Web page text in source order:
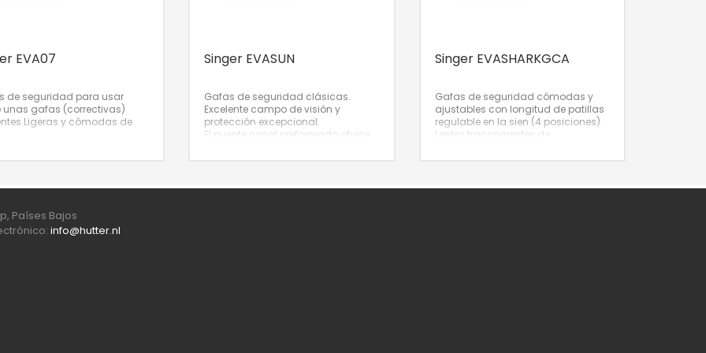
EVA07
de seguridad para usar
unas gafas (correctivas)
Ligeras y cómodas de
de patillas ajustable (para
contornos faciales).
de un sistema de
bajo norma ISO 9001.
Singer EVASUN
Gafas de seguridad clásicas.
Excelente campo de visión y
protección excepcional.
El puente nasal preformado ofrece
Singer EVASHARKGCA
Gafas de seguridad cómodas y
ajustables con longitud de patillas
regulable en la sien (4 posiciones).
Lentes transparentes de
Países Bajos
info@hutter.nl